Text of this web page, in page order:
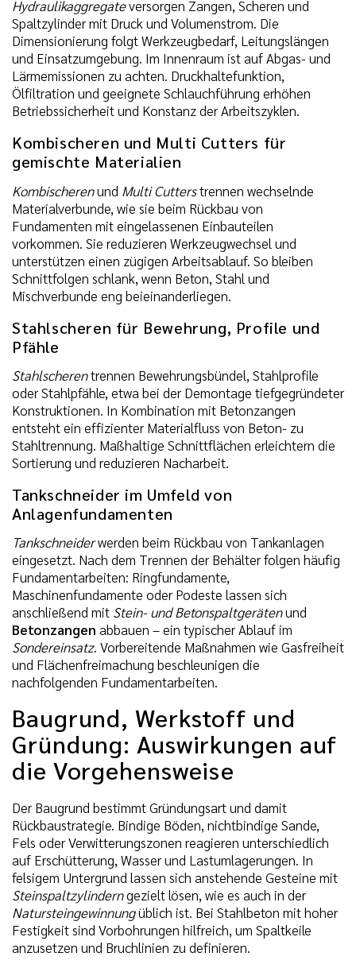
Hydraulikaggregateversorgen Zangen, Scheren und
Spaltzylinder mit Druck und Volumenstrom. Die
Dimensionierung folgt Werkzeugbedarf, Leitungslängen
und Einsatzumgebung. Im Innenraum ist auf Abgas- und
Lärmemissionen zu achten. Druckhaltefunktion,
Ölfiltration und geeignete Schlauchführung erhöhen
Betriebssicherheit und Konstanz der Arbeitszyklen.
Kombischeren und Multi Cutters für
gemischte Materialien
Kombischerenund Multi Cutterstrennen wechselnde
Materialverbunde, wie sie beim Rückbau von
Fundamenten mit eingelassenen Einbauteilen
vorkommen. Sie reduzieren Werkzeugwechsel und
unterstützen einen zügigen Arbeitsablauf. So bleiben
Schnittfolgen schlank, wenn Beton, Stahl und
Mischverbunde eng beieinanderliegen.
Stahlscheren für Bewehrung, Profile und
Pfähle
Stahlscherentrennen Bewehrungsbündel, Stahlprofile
oder Stahlpfähle, etwa bei der Demontage tiefgegründeter
Konstruktionen. In Kombination mit Betonzangen
entsteht ein effizienter Materialfluss von Beton- zu
Stahltrennung. Maßhaltige Schnittflächen erleichtern die
Sortierung und reduzieren Nacharbeit.
Tankschneider im Umfeld von
Anlagenfundamenten
Tankschneiderwerden beim Rückbau von Tankanlagen
eingesetzt. Nach dem Trennen der Behälter folgen häufig
Fundamentarbeiten: Ringfundamente,
Maschinenfundamente oder Podeste lassen sich
anschließend mit Stein- und Betonspaltgerätenund
Betonzangen abbauen – ein typischer Ablauf im
Sondereinsatz. Vorbereitende Maßnahmen wie Gasfreiheit
und Flächenfreimachung beschleunigen die
nachfolgenden Fundamentarbeiten.
Baugrund, Werkstoff und
Gründung: Auswirkungen auf
die Vorgehensweise
Der Baugrund bestimmt Gründungsart und damit
Rückbaustrategie. Bindige Böden, nichtbindige Sande,
Fels oder Verwitterungszonen reagieren unterschiedlich
auf Erschütterung, Wasser und Lastumlagerungen. In
felsigem Untergrund lassen sich anstehende Gesteine mit
Steinspaltzylinderngezielt lösen, wie es auch in der
Natursteingewinnungüblich ist. Bei Stahlbeton mit hoher
Festigkeit sind Vorbohrungen hilfreich, um Spaltkeile
anzusetzen und Bruchlinien zu definieren.